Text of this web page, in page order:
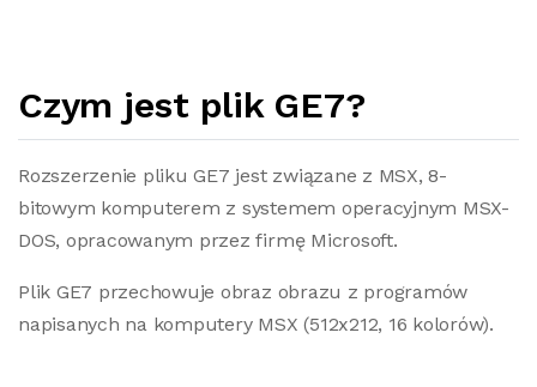
Czym jest plik GE7?
Rozszerzenie pliku GE7 jest związane z MSX, 8-
bitowym komputerem z systemem operacyjnym MSX-
DOS, opracowanym przez firmę Microsoft.
Plik GE7 przechowuje obraz obrazu z programów
napisanych na komputery MSX (512x212, 16 kolorów).